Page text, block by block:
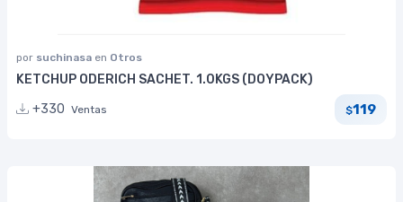
por suchinasa en Otros
KETCHUP ODERICH SACHET. 1.0KGS (DOYPACK)
+330 Ventas $119